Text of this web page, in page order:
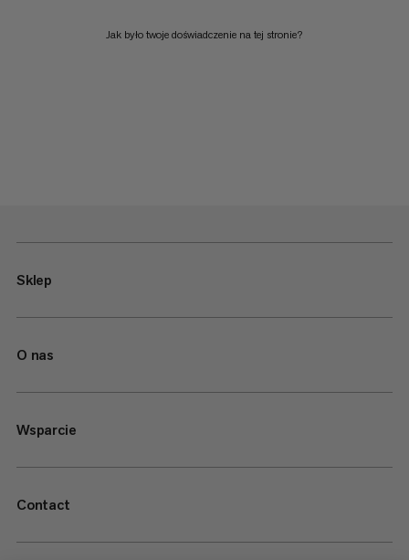
Jak było twoje doświadczenie na tej stronie?
Sklep
O nas
Wsparcie
Contact